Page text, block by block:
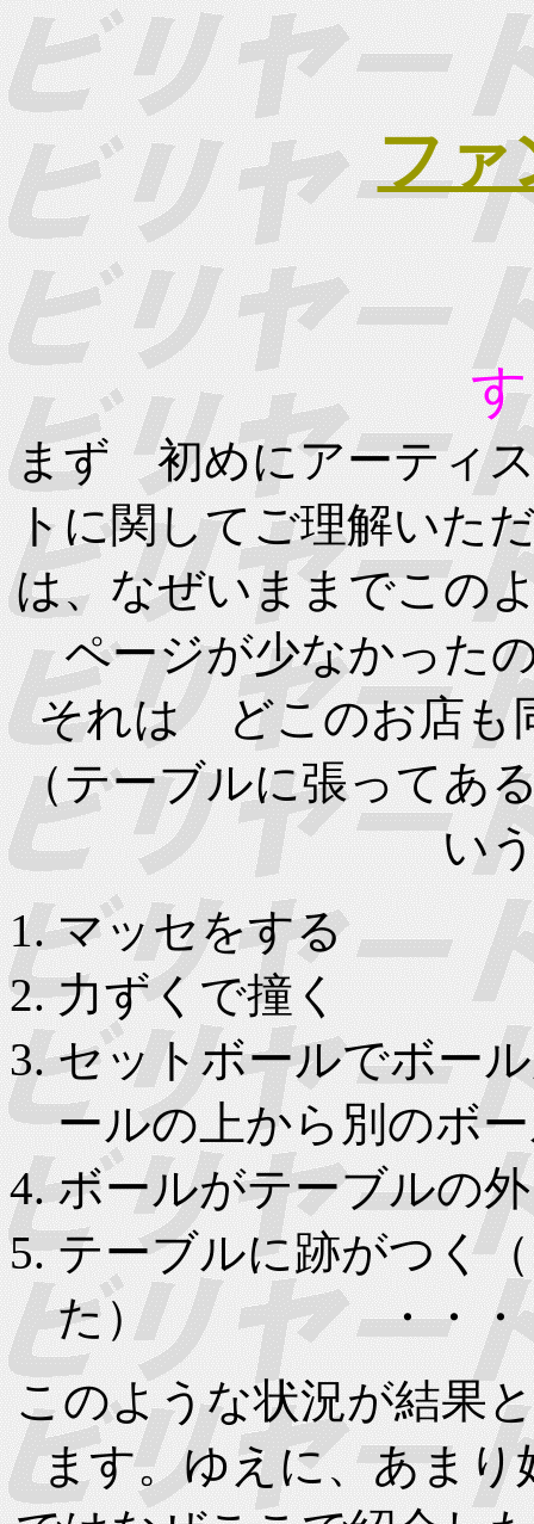
ファ
まず 初めにアーティ
トに関してご理解いた
は、なぜいままでこの
ページが少なかった
それは どこのお店も
（テーブルに張ってあ
い
マッセをする
力ずくで撞く
セットボールでボー
ールの上から別のボ
ボールがテーブル
テーブルに跡がつく
た） ・・・
このような状況が結果
ます。ゆえに、あま